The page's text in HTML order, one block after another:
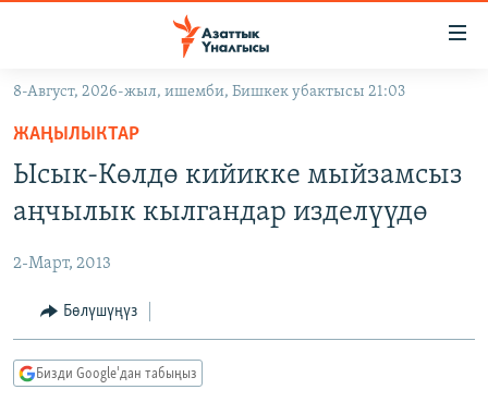
Навигацияга
өтүңүз
Издөөгө
салыңыз
ЭКОНОМИКА
МАДАНИЯТ
БОРБОР АЗИЯ
АТАЙЫН ИЛИКТӨӨ
ТВ ПРОГРАММАЛАР
ЭКСПЕРТТЕР ТАЛДАЙТ
ӨЗГӨЧӨ ПИКИР
8-Август, 2026-жыл, ишемби, Бишкек убактысы 21:03
ЖАҢЫЛЫКТАР
Ысык-Көлдө кийикке мыйзамсыз
аңчылык кылгандар изделүүдө
2-Март, 2013
Бөлүшүңүз
Бизди Google'дан табыңыз